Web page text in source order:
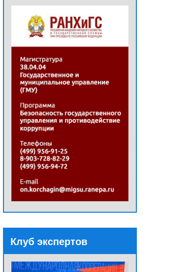
Клуб экспертов